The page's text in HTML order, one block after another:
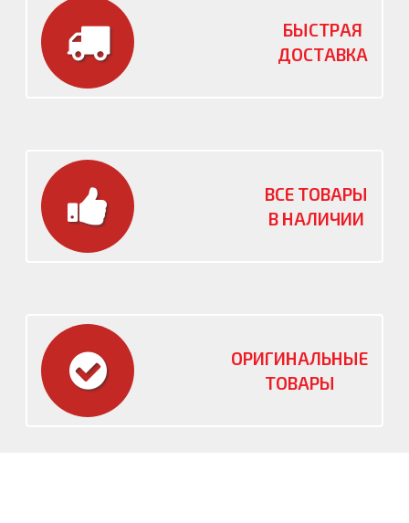
БЫСТРАЯ
ДОСТАВКА
ВСЕ ТОВАРЫ
В НАЛИЧИИ
ОРИГИНАЛЬНЫЕ
ТОВАРЫ